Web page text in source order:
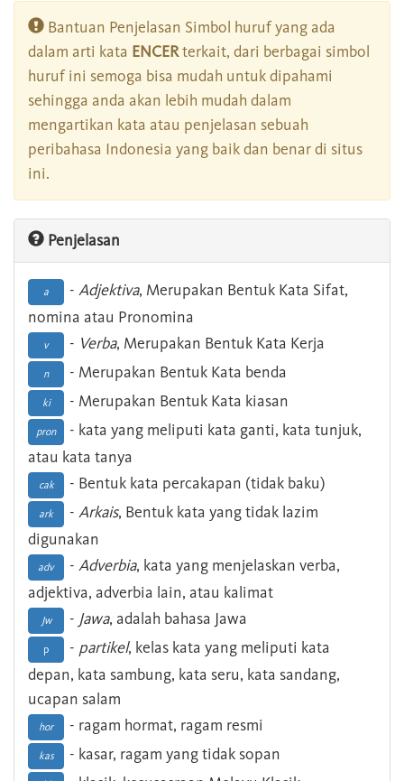
Bantuan Penjelasan Simbol huruf yang ada
dalam arti kata ENCERterkait, dari berbagai simbol
huruf ini semoga bisa mudah untuk dipahami
sehingga anda akan lebih mudah dalam
mengartikan kata atau penjelasan sebuah
peribahasa Indonesia yang baik dan benar di situs
ini.
Penjelasan
a - Adjektiva, Merupakan Bentuk Kata Sifat,
nomina atau Pronomina
v - Verba, Merupakan Bentuk Kata Kerja
n - Merupakan Bentuk Kata benda
ki - Merupakan Bentuk Kata kiasan
pron
- kata yang meliputi kata ganti, kata tunjuk,
atau kata tanya
cak - Bentuk kata percakapan (tidak baku)
ark - Arkais, Bentuk kata yang tidak lazim
digunakan
adv - Adverbia, kata yang menjelaskan verba,
adjektiva, adverbia lain, atau kalimat
Jw - Jawa, adalah bahasa Jawa
p - partikel, kelas kata yang meliputi kata
depan, kata sambung, kata seru, kata sandang,
ucapan salam
hor - ragam hormat, ragam resmi
kas - kasar, ragam yang tidak sopan